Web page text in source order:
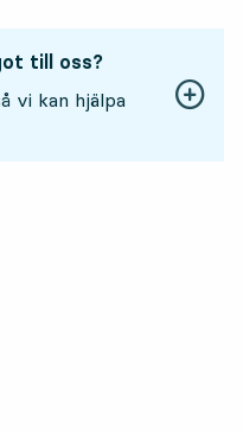
till oss?
vi kan hjälpa